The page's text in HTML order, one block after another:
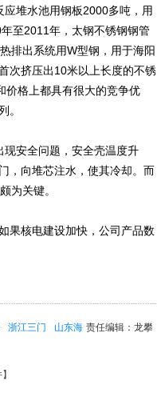
堆水池用钢板2000多吨，用
至2011年，太钢不锈钢钢管
排出系统用W型钢，用于海阳
次挤压出10米以上长度的不锈
价格上都具有很大的竞争优
。
安全问题，安全壳温度升
，向堆芯注水，使其冷却。而
为关键。
核电建设加快，公司产品数
责任编辑：龙攀
浙江三门
山东海
】